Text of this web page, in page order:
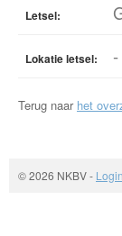
Letsel:
Lokatie letsel: -
Terug naar het
© 2026 NKBV- Login